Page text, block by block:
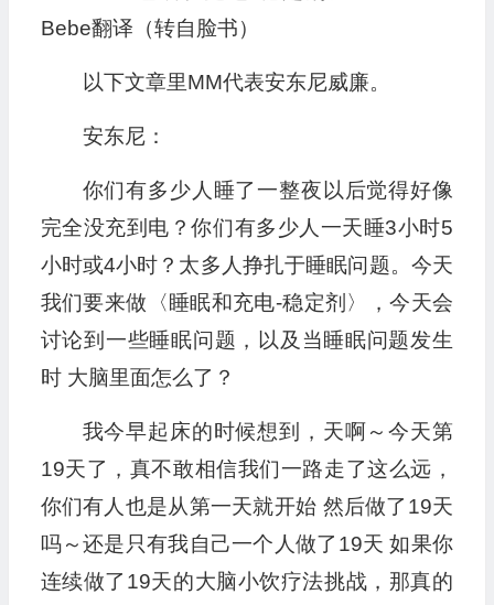
Bebe翻译（转自脸书）
以下文章里MM代表安东尼威廉。
安东尼：
你们有多少人睡了一整夜以后觉得好像
完全没充到电？你们有多少人一天睡3小时5
小时或4小时？太多人挣扎于睡眠问题。今天
我们要来做〈睡眠和充电-稳定剂〉，今天会
讨论到一些睡眠问题，以及当睡眠问题发生
时 大脑里面怎么了？
我今早起床的时候想到，天啊～今天第
19天了，真不敢相信我们一路走了这么远，
你们有人也是从第一天就开始 然后做了19天
吗～还是只有我自己一个人做了19天 如果你
连续做了19天的大脑小饮疗法挑战，那真的